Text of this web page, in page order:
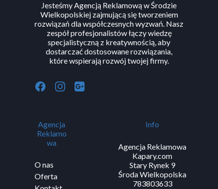
Jesteśmy Agencją Reklamową w Środzie
Wielkopolskiej zajmującą się tworzeniem
rozwiązań dla współczesnych wyzwań. Nasz
zespół profesjonalistów łączy wiedzę
specjalistyczną z kreatywnością, aby
dostarczać dostosowane rozwiązania,
które wspierają rozwój twojej firmy.
Agencja
Reklamo
wa
O nas
Oferta
Info
Agencja Reklamowa
Kapary.com
Stary Rynek 9
Środa Wielkopolska
783803633